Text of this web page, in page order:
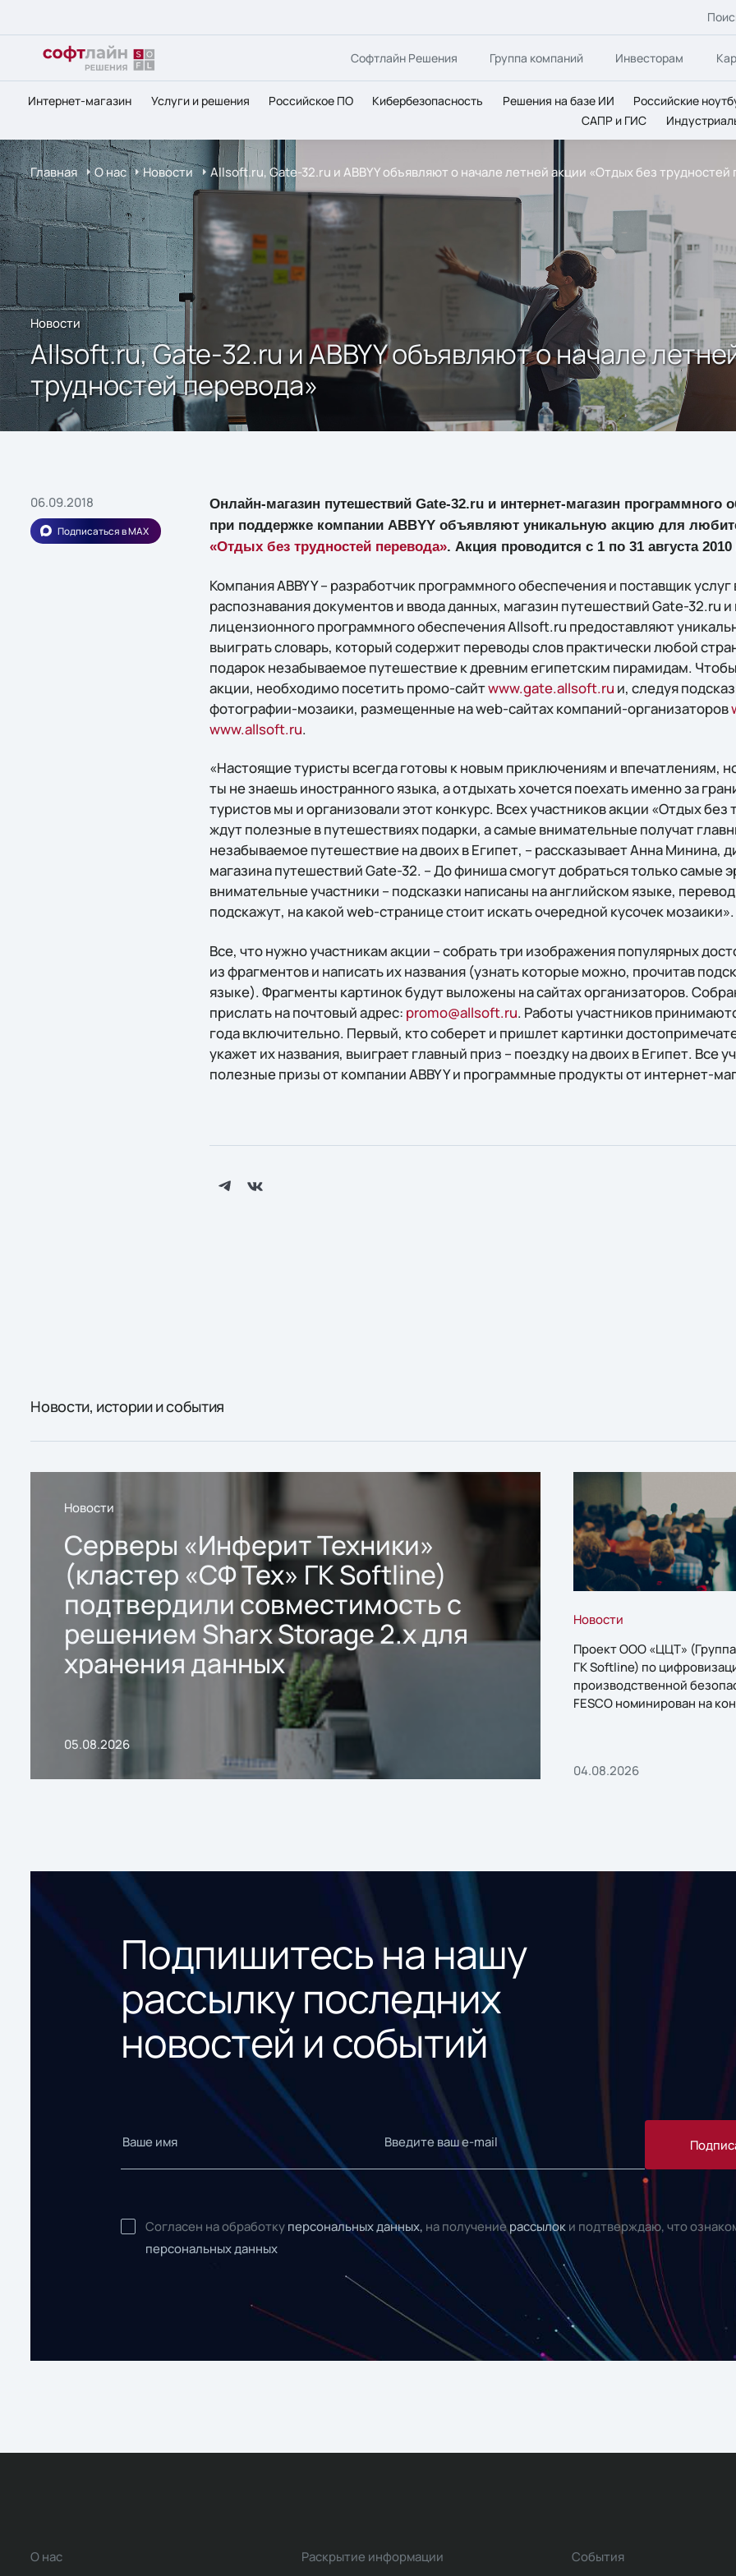
Софтлайн Решения Группа компаний Инвесторам
Интернет-магазин Услуги и решения Российское ПО Кибербезопасность Решения на базе ИИ Российские
САПР и ГИС
Главная О нас Новости Allsoft.ru, Gate-32.ru и ABBYY объявляют о начале летней акции «Отдых без трудностей
Новости
Allsoft.ru, Gate-32.ru и ABBYY объявляют о начале
трудностей перевода»
06.09.2018
Подписаться в MAX
Онлайн-магазин путешествий Gate-32.ru и интернет-магазин программного
при поддержке компании ABBYY объявляют уникальную акцию для
«Отдых без трудностей перевода». Акция проводится с 1 по 31 августа 2010
Компания ABBYY – разработчик программного обеспечения и поставщик услуг
распознавания документов и ввода данных, магазин путешествий Gate-32.ru
лицензионного программного обеспечения Allsoft.ru предоставляют
выиграть словарь, который содержит переводы слов практически любой
подарок незабываемое путешествие к древним египетским пирамидам.
акции, необходимо посетить промо-сайтwww.gate.allsoft.ru и, следуя
фотографии-мозаики, размещенные на web-сайтах компаний-организаторов
www.allsoft.ru.
«Настоящие туристы всегда готовы к новым приключениям и впечатлениям,
ты не знаешь иностранного языка, а отдыхать хочется поехать именно за
туристов мы и организовали этот конкурс. Всех участников акции «Отдых без
ждут полезные в путешествиях подарки, а самые внимательные получат
незабываемое путешествие на двоих в Египет, – рассказывает Анна Минина,
магазина путешествий Gate-32. – До финиша смогут добраться только самые
внимательные участники – подсказки написаны на английском языке,
подскажут, на какой web-странице стоит искать очередной кусочек мозаики».
Все, что нужно участникам акции – собрать три изображения популярных
из фрагментов и написать их названия (узнать которые можно, прочитав
языке). Фрагменты картинок будут выложены на сайтах организаторов.
прислать на почтовый адрес: promo@allsoft.ru. Работы участников
года включительно. Первый, кто соберет и пришлет картинки
укажет их названия, выиграет главный приз – поездку на двоих в Египет. Все
полезные призы от компании ABBYY и программные продукты от интернет-
Новости, истории и события
Новости
Серверы «Инферит Техники»
(кластер «СФ Тех» ГК Softline)
подтвердили совместимость с
решением Sharx Storage 2.x для
хранения данных
05.08.2026
Новости
Проект ООО «ЦЦТ»
ГК Softline) по
производственной
FESCO номинирован на
04.08.2026
Подпишитесь на нашу
рассылку последних
новостей и событий
Согласен на обработку персональных данных, на получениерассылок и подтверждаю, что
персональных данных
О нас
Раскрытие информации
События